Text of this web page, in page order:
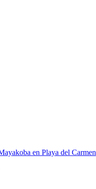
en Playa del Carmen